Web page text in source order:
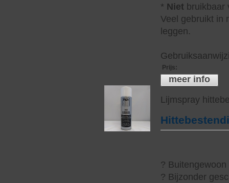
* Niet bruikbaar
Veel gebruikt in
leggen.
Prijs:
meer info
Lijmspray
?
? Bijzonder